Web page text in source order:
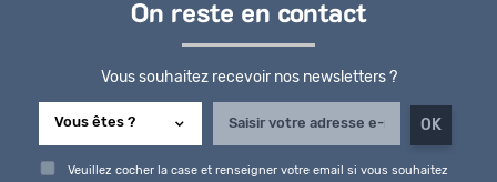
On reste en contact
Vous souhaitez recevoir nos newsletters ?
Veuillez cocher la case et renseigner votre email si vous souhaitez